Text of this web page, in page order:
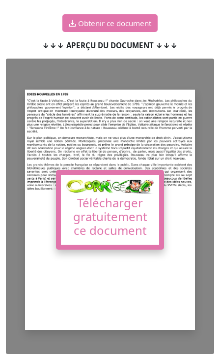
Obtenir ce document
↓↓↓ APERÇU DU DOCUMENT ↓↓↓
Télécharger
gratuitement
ce document